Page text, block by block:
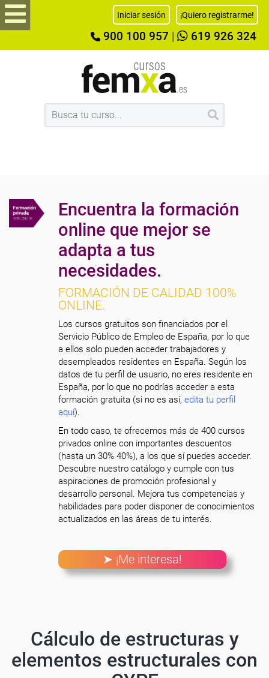
Iniciar sesión ¡Quiero registrarme!
900 100 957 619 926 324
Encuentra la formación
online que mejor se
adapta a tus
necesidades.
FORMACIÓN DE CALIDAD 100%
ONLINE.
Los cursos gratuitos son financiados por el
Servicio Público de Empleo de España, por lo que
a ellos solo pueden acceder trabajadores y
desempleados residentes en España. Según los
datos de tu perfil de usuario, no eres residente en
España, por lo que no podrías acceder a esta
formación gratuita (si no es así,edita tu perfil
aquí).
En todo caso, te ofrecemos más de 400 cursos
privados online con importantes descuentos
(hasta un 30% 40%), a los que sí puedes acceder.
Descubre nuestro catálogo y cumple con tus
aspiraciones de promoción profesional y
desarrollo personal. Mejora tus competencias y
habilidades para poder disponer de conocimientos
actualizados en las áreas de tu interés.
➤ ¡Me interesa!
Cálculo de estructuras y
elementos estructurales con